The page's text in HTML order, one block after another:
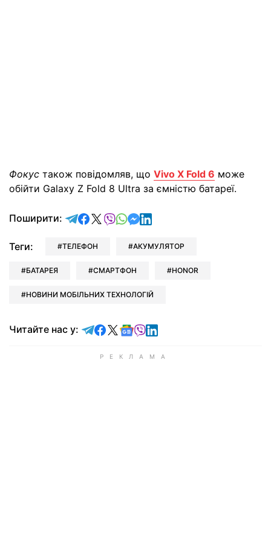
Фокус також повідомляв, що Vivo X Fold 6 може
обійти Galaxy Z Fold 8 Ultra за ємністю батареї.
Поширити: відправити у Telegram
поділитись у Facebook
поділитись у X
відправити у Viber
відправити у Whatsapp
відправити у Messenger
відправити у LinkedIn
Теги: ТЕЛЕФОН АКУМУЛЯТОР
БАТАРЕЯ СМАРТФОН HONOR
НОВИНИ МОБІЛЬНИХ ТЕХНОЛОГІЙ
Читайте нас у: Читайте у Telegram
Читайте у Facebook
Читайте у X
Читайте у Google news
Читайте у Viber
Читайте у LinkedIn